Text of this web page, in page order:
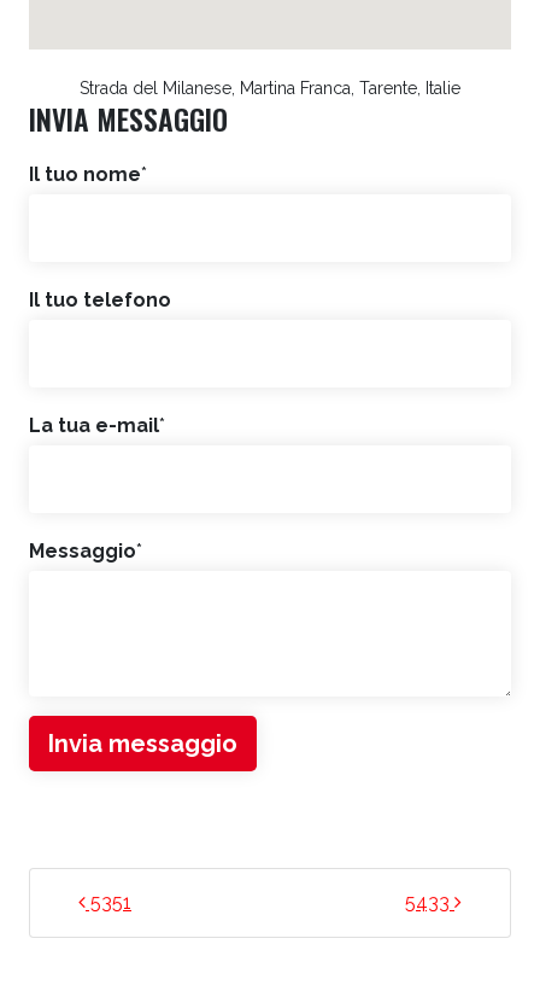
Strada del Milanese, Martina Franca, Tarente, Italie
INVIA MESSAGGIO
Il tuo nome*
Il tuo telefono
La tua e-mail*
Messaggio*
Invia messaggio
NAVIGAZIONE ARTICOLI
5351 5433